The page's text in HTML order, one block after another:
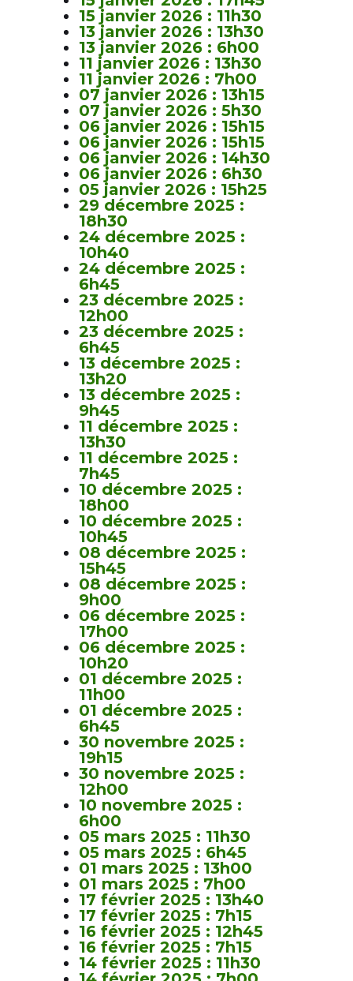
15 janvier 2026 : 11h30
13 janvier 2026 : 13h30
13 janvier 2026 : 6h00
11 janvier 2026 : 13h30
11 janvier 2026 : 7h00
07 janvier 2026 : 13h15
07 janvier 2026 : 5h30
06 janvier 2026 : 15h15
06 janvier 2026 : 15h15
06 janvier 2026 : 14h30
06 janvier 2026 : 6h30
05 janvier 2026 : 15h25
29 décembre 2025 :
18h30
24 décembre 2025 :
10h40
24 décembre 2025 :
6h45
23 décembre 2025 :
12h00
23 décembre 2025 :
6h45
13 décembre 2025 :
13h20
13 décembre 2025 :
9h45
11 décembre 2025 :
13h30
11 décembre 2025 :
7h45
10 décembre 2025 :
18h00
10 décembre 2025 :
10h45
08 décembre 2025 :
15h45
08 décembre 2025 :
9h00
06 décembre 2025 :
17h00
06 décembre 2025 :
10h20
01 décembre 2025 :
11h00
01 décembre 2025 :
6h45
30 novembre 2025 :
19h15
30 novembre 2025 :
12h00
10 novembre 2025 :
6h00
05 mars 2025 : 11h30
05 mars 2025 : 6h45
01 mars 2025 : 13h00
01 mars 2025 : 7h00
17 février 2025 : 13h40
17 février 2025 : 7h15
16 février 2025 : 12h45
16 février 2025 : 7h15
14 février 2025 : 11h30